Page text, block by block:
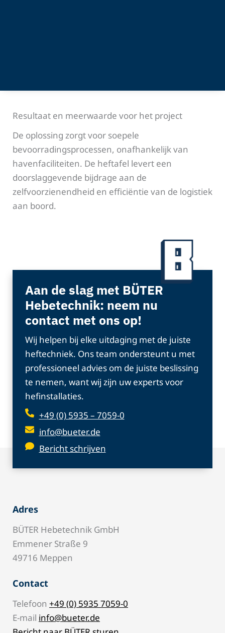
Resultaat en meerwaarde voor het project
De oplossing zorgt voor soepele
bevoorradingsprocessen, onafhankelijk van
havenfaciliteiten. De heftafel levert een
doorslaggevende bijdrage aan de
zelfvoorzienendheid en efficiëntie van de logistiek
aan boord.
Aan de slag met BÜTER
Hebetechnik: neem nu
contact met ons op!
Wij helpen bij elke uitdaging met de juiste
heftechniek. Ons team ondersteunt u met
professioneel advies om de juiste beslissing
te nemen, want wij zijn uw experts voor
hefinstallaties.
+49 (0) 5935 – 7059-0
info@bueter.de
Bericht schrijven
Adres
BÜTER Hebetechnik GmbH
Emmener Straße 9
49716 Meppen
Contact
Telefoon +49 (0) 5935 7059-0
E-mail info@bueter.de